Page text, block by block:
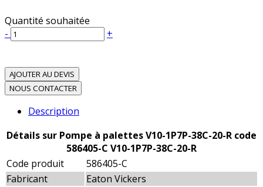
Quantité souhaitée
-
+
AJOUTER AU DEVIS
NOUS CONTACTER
Description
Détails sur Pompe à palettes V10-1P7P-38C-20-R code
586405-C V10-1P7P-38C-20-R
Code produit
586405-C
Fabricant
Eaton Vickers